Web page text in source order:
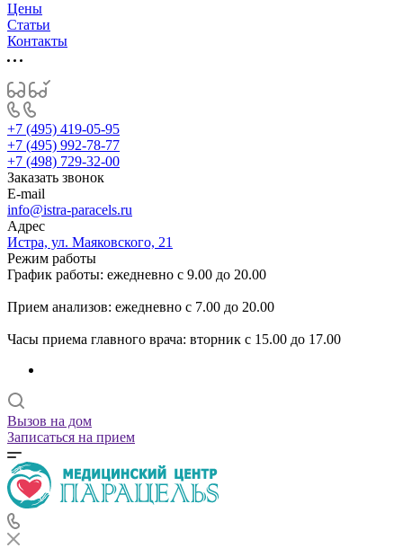
Цены
Статьи
Контакты
+7 (495) 419-05-95
+7 (495) 992-78-77
+7 (498) 729-32-00
Заказать звонок
E-mail
info@istra-paracels.ru
Адрес
Истра, ул. Маяковского, 21
Режим работы
График работы: ежедневно с 9.00 до 20.00
Прием анализов: ежедневно с 7.00 до 20.00
Часы приема главного врача: вторник с 15.00 до 17.00
Вызов на дом
Записаться на прием